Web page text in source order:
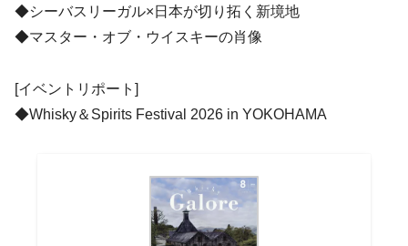
◆シーバスリーガル×日本が切り拓く新境地
◆マスター・オブ・ウイスキーの肖像
[イベントリポート]
◆Whisky＆Spirits Festival 2026 in YOKOHAMA